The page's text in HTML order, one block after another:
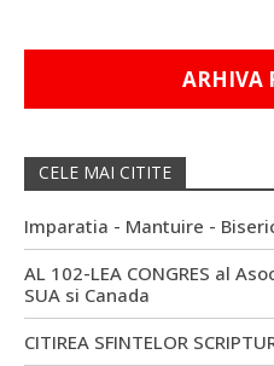
ARHIVA
CELE MAI CITITE
Imparatia - Mantuire -
AL 102-LEA CONGRES al
SUA si Canada
CITIREA SFINTELOR